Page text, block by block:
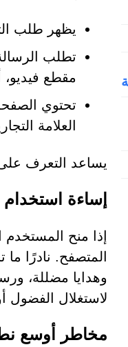
يظهر طلب
تطلب
مقطع
تحتوي
العلامة
يساعد التعرف
إساءة استخدام
إذا منح
المتصفح. نادرًا
وهدايا مضللة،
لاستغلال الفضول
مخاطر أوسع